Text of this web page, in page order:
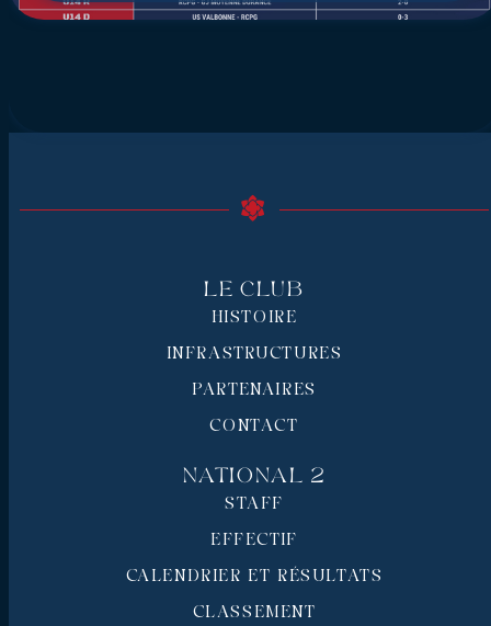
Le Club
HISTOIRE
INFRASTRUCTURES
PARTENAIRES
CONTACT
National 2
STAFF
EFFECTIF
CALENDRIER ET RÉSULTATS
CLASSEMENT